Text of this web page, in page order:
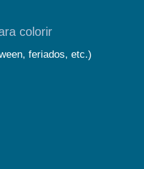
colorir
feriados, etc.)